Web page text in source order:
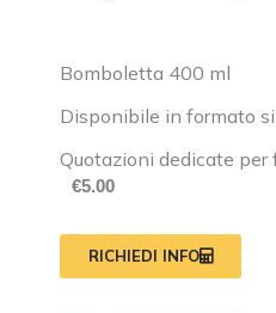
Bomboletta 400 ml
Disponibile in formato
Quotazioni dedicate
€5.00
RICHIEDI INFO